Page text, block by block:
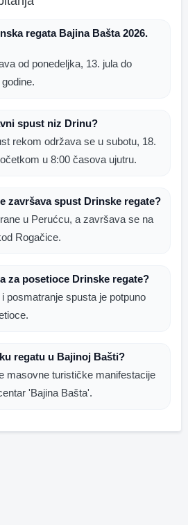
regata Bajina Bašta 2026.
od ponedeljka, 13. jula do
spust niz Drinu?
rekom održava se u subotu, 18.
u 8:00 časova ujutru.
završava spust Drinske regate?
u Perućcu, a završava se na
Rogačice.
za posetioce Drinske regate?
posmatranje spusta je potpuno
regatu u Bajinoj Bašti?
masovne turističke manifestacije
'Bajina Bašta'.